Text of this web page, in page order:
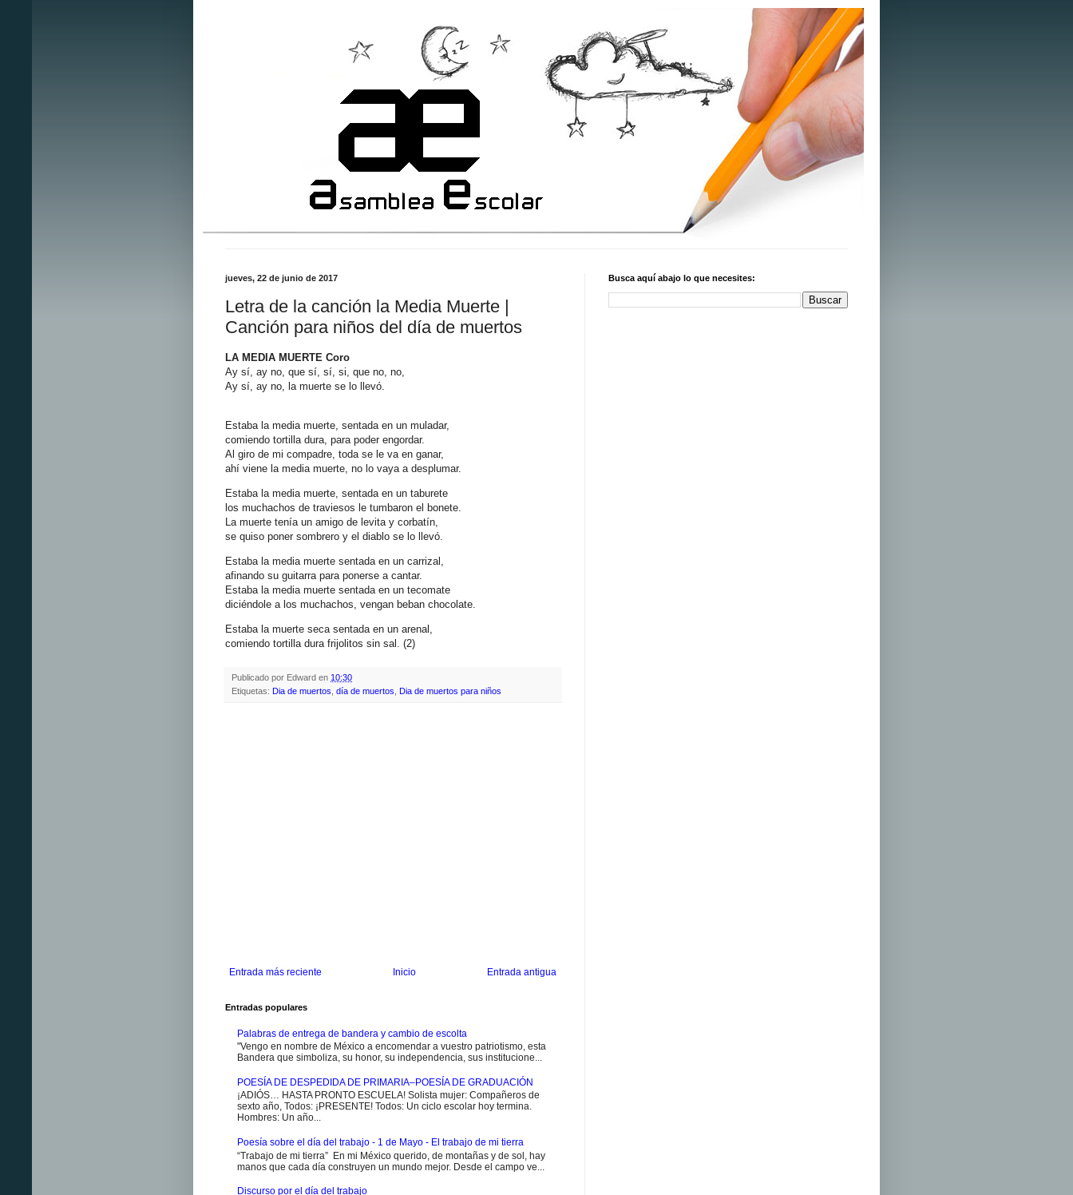
jueves, 22 de junio de 2017
Letra de la canción la Media Muerte |
Canción para niños del día de muertos
LA MEDIA MUERTE Coro
Ay sí, ay no, que sí, sí, si, que no, no,
Ay sí, ay no, la muerte se lo llevó.
Estaba la media muerte, sentada en un muladar,
comiendo tortilla dura, para poder engordar.
Al giro de mi compadre, toda se le va en ganar,
ahí viene la media muerte, no lo vaya a desplumar.
Estaba la media muerte, sentada en un taburete
los muchachos de traviesos le tumbaron el bonete.
La muerte tenía un amigo de levita y corbatín,
se quiso poner sombrero y el diablo se lo llevó.
Estaba la media muerte sentada en un carrizal,
afinando su guitarra para ponerse a cantar.
Estaba la media muerte sentada en un tecomate
diciéndole a los muchachos, vengan beban chocolate.
Estaba la muerte seca sentada en un arenal,
comiendo tortilla dura frijolitos sin sal. (2)
Publicado por Edward en 10:30
Etiquetas: Dia de muertos, día de muertos, Dia de muertos para niños
Entrada más reciente Entrada antigua
Inicio
Entradas populares
Palabras de entrega de bandera y cambio de escolta
"Vengo en nombre de México a encomendar a vuestro patriotismo, esta
Bandera que simboliza, su honor, su independencia, sus institucione...
POESÍA DE DESPEDIDA DE PRIMARIA–POESÍA DE GRADUACIÓN
¡ADIÓS… HASTA PRONTO ESCUELA! Solista mujer: Compañeros de
sexto año, Todos: ¡PRESENTE! Todos: Un ciclo escolar hoy termina.
Hombres: Un año...
Poesía sobre el día del trabajo - 1 de Mayo - El trabajo de mi tierra
“Trabajo de mi tierra” En mi México querido, de montañas y de sol, hay
manos que cada día construyen un mundo mejor. Desde el campo ve...
Discurso por el día del trabajo
Busca aquí abajo lo que necesites: